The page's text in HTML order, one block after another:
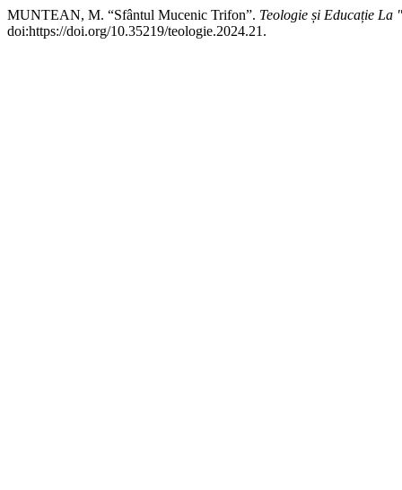
MUNTEAN, M. “Sfântul Mucenic Trifon”. Teologie și Educație La
doi:https://doi.org/10.35219/teologie.2024.21.